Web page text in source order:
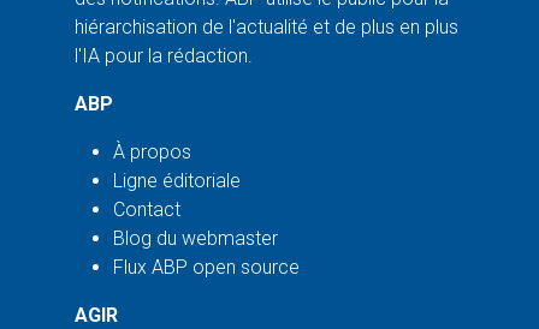
hiérarchisation de l'actualité et de plus en plus
l'IA pour la rédaction.
ABP
À propos
Ligne éditoriale
Contact
Blog du webmaster
Flux ABP open source
AGIR